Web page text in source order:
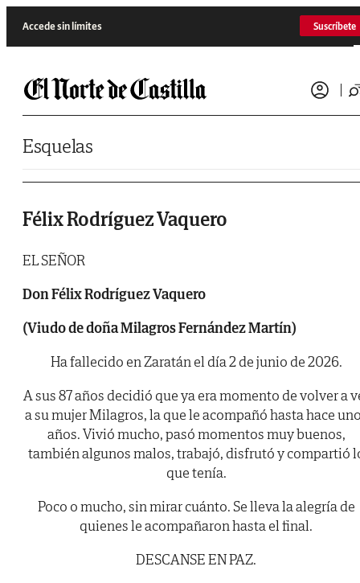
Accede sin límites Suscríbete
Esquelas
Félix Rodríguez Vaquero
EL SEÑOR
Don Félix Rodríguez Vaquero
(Viudo de doña Milagros Fernández Martín)
Ha fallecido en Zaratán el día 2 de junio de 2026.
A sus 87 años decidió que ya era momento de volver a
a su mujer Milagros, la que le acompañó hasta hace
años. Vivió mucho, pasó momentos muy buenos,
también algunos malos, trabajó, disfrutó y compartió
que tenía.
Poco o mucho, sin mirar cuánto. Se lleva la alegría de
quienes le acompañaron hasta el final.
DESCANSE EN PAZ.